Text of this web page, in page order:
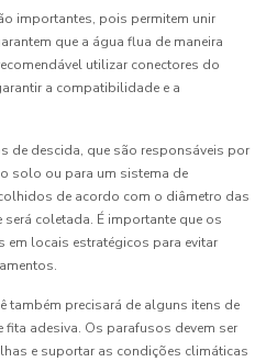
importantes, pois permitem unir
que a água flua de maneira
utilizar conectores do
a compatibilidade e a
de descida, que são responsáveis por
solo ou para um sistema de
de acordo com o diâmetro das
coletada. É importante que os
locais estratégicos para evitar
também precisará de alguns itens de
adesiva. Os parafusos devem ser
e suportar as condições climáticas